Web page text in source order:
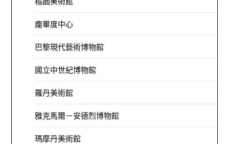
龐畢度中心
巴黎現代藝術博物館
國立中世紀博物館
羅丹美術館
雅克馬爾－安德烈博物館
瑪摩丹美術館